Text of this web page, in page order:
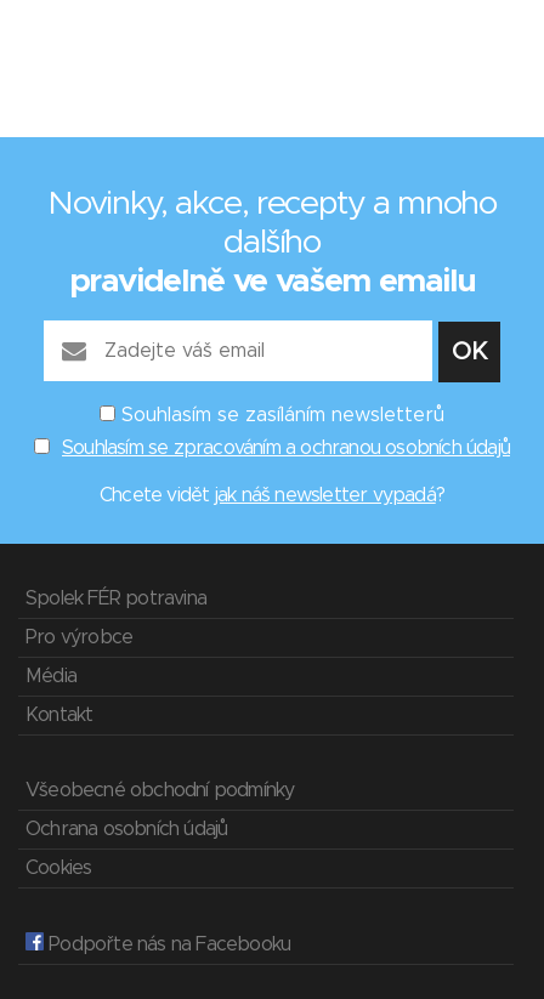
Novinky, akce, recepty a mnoho
dalšího
pravidelně ve vašem emailu
Souhlasím se zasíláním newsletterů
Souhlasím se zpracováním a ochranou osobních údajů
Chcete vidět jak náš newsletter vypadá?
Spolek FÉR potravina
Pro výrobce
Média
Kontakt
Všeobecné obchodní podmínky
Ochrana osobních údajů
Cookies
Podpořte nás na Facebooku